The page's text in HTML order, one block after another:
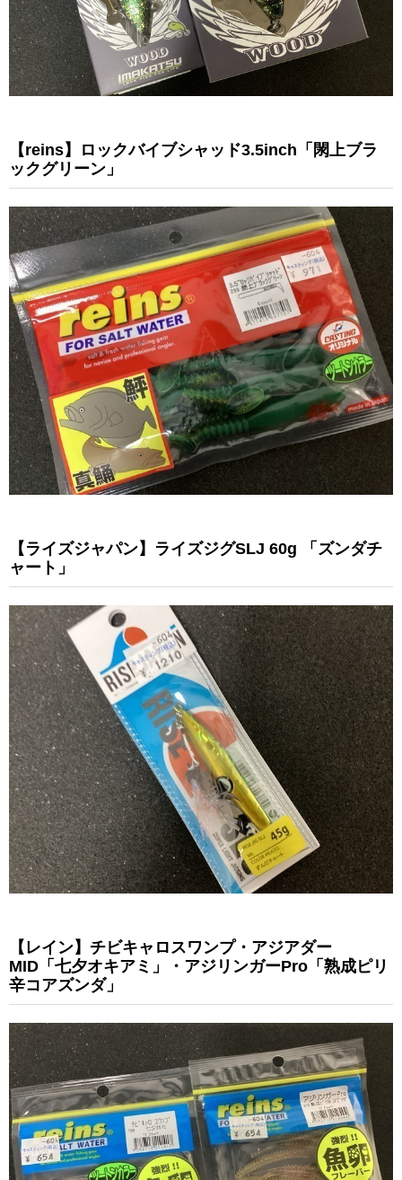
【reins】ロックバイブシャッド3.5inch「閖上ブラ
ックグリーン」
【ライズジャパン】ライズジグSLJ 60g 「ズンダチ
ャート」
【レイン】チビキャロスワンプ・アジアダー
MID「七夕オキアミ」・アジリンガーPro「熟成ピリ
辛コアズンダ」